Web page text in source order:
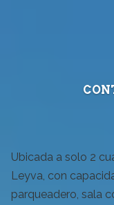
Ubicada a solo 2
Leyva, con
parqueadero, sala